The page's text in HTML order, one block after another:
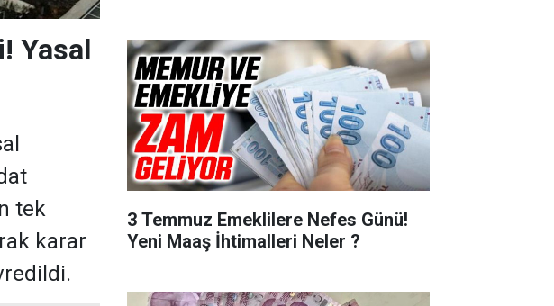
Yasal
tek
karar
3 Temmuz Emeklilere Nefes Günü!
Yeni Maaş İhtimalleri Neler ?